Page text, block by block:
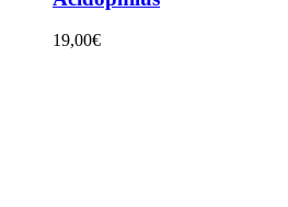
19,00€